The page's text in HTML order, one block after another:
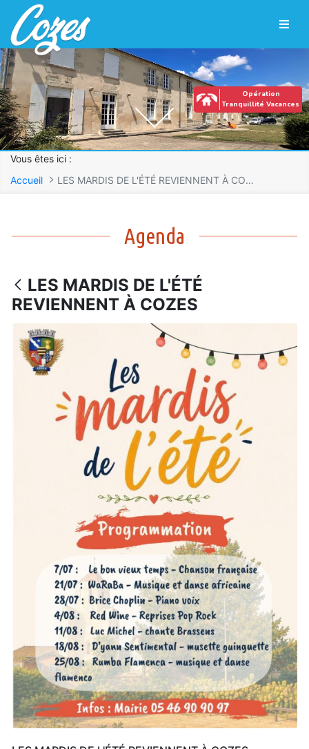
Saut au contenu principal
Opération
Tranquillité Vacances
Vous êtes ici :
Accueil
LES MARDIS DE L'ÉTÉ REVIENNENT À COZES
Agenda
LES MARDIS DE L'ÉTÉ
REVIENNENT À COZES
Panneau de gestion des cookies